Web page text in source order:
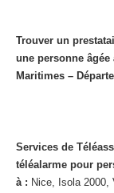
Trouver un
une personne
Maritimes –
Services de
téléalarme pour
à : Nice, Isola 2000,